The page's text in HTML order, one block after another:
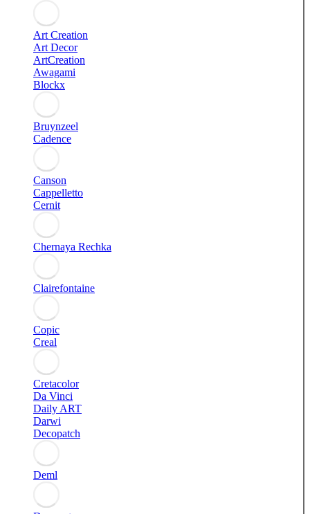
Art Creation
Art Decor
ArtCreation
Awagami
Blockx
Bruynzeel
Cadence
Canson
Cappelletto
Cernit
Chernaya Rechka
Clairefontaine
Copic
Creal
Cretacolor
Da Vinci
Daily ART
Darwi
Decopatch
Deml